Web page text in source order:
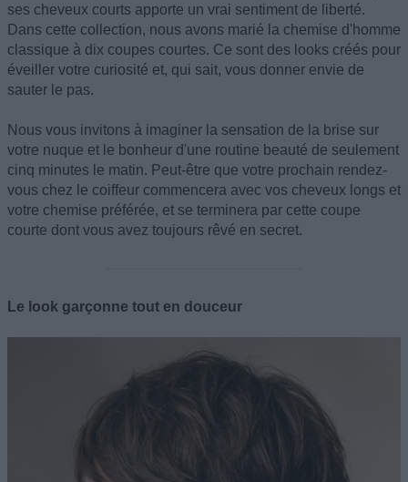
ses cheveux courts apporte un vrai sentiment de liberté.
Dans cette collection, nous avons marié la chemise d'homme
classique à dix coupes courtes. Ce sont des looks créés pour
éveiller votre curiosité et, qui sait, vous donner envie de
sauter le pas.
Nous vous invitons à imaginer la sensation de la brise sur
votre nuque et le bonheur d'une routine beauté de seulement
cinq minutes le matin. Peut-être que votre prochain rendez-
vous chez le coiffeur commencera avec vos cheveux longs et
votre chemise préférée, et se terminera par cette coupe
courte dont vous avez toujours rêvé en secret.
Le look garçonne tout en douceur